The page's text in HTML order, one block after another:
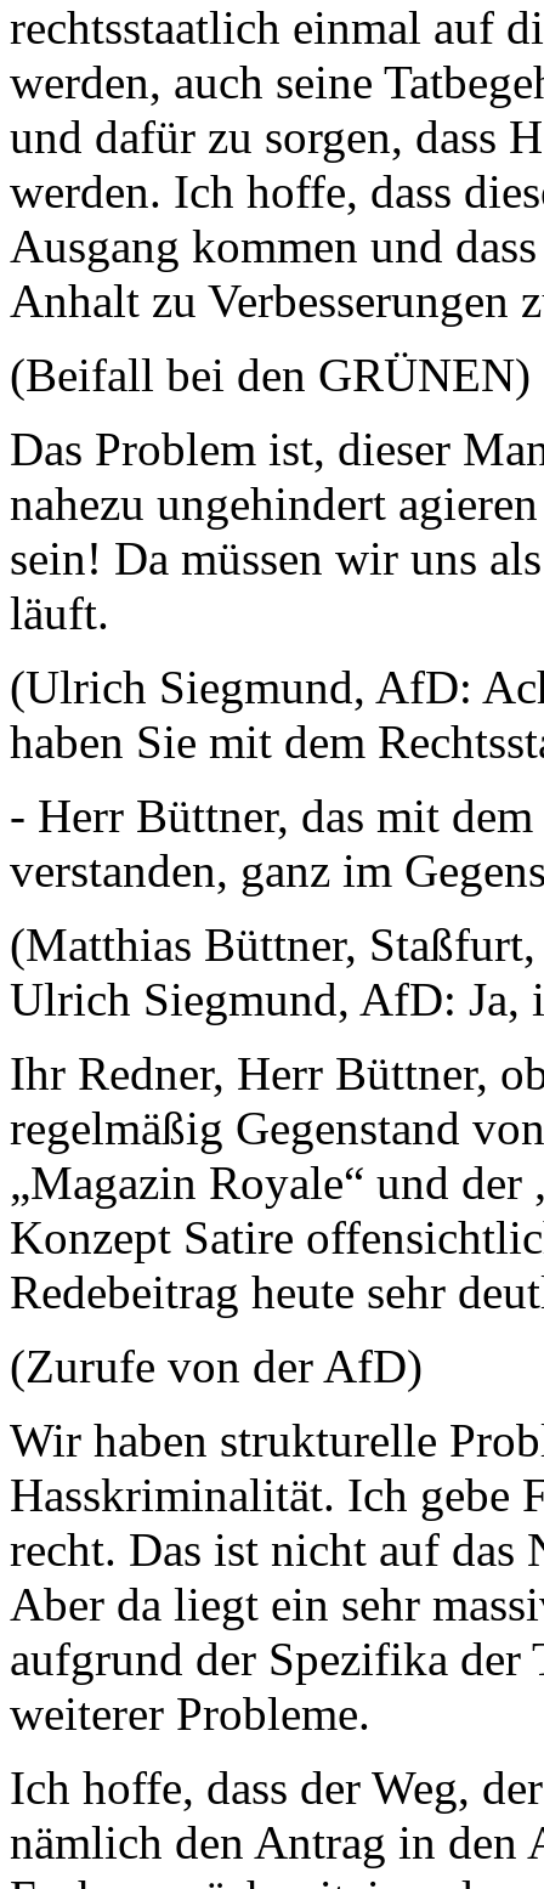
rechtsstaatlich einmal auf
werden, auch seine
und dafür zu sorgen, dass
werden. Ich hoffe, dass
Ausgang kommen und
Anhalt zu Verbesserungen
(Beifall bei den GRÜNEN)
Das Problem ist, dieser
nahezu ungehindert
sein! Da müssen wir uns
läuft.
(Ulrich Siegmund, AfD:
haben Sie mit dem
- Herr Büttner, das mit
verstanden, ganz im
(Matthias Büttner,
Ulrich Siegmund, AfD: Ja,
Ihr Redner, Herr Büttner,
regelmäßig Gegenstand
„Magazin Royale“ und der
Konzept Satire
Redebeitrag heute sehr
(Zurufe von der AfD)
Wir haben strukturelle
Hasskriminalität. Ich gebe
recht. Das ist nicht auf das
Aber da liegt ein sehr
aufgrund der Spezifika der
weiterer Probleme.
Ich hoffe, dass der Weg,
nämlich den Antrag in den